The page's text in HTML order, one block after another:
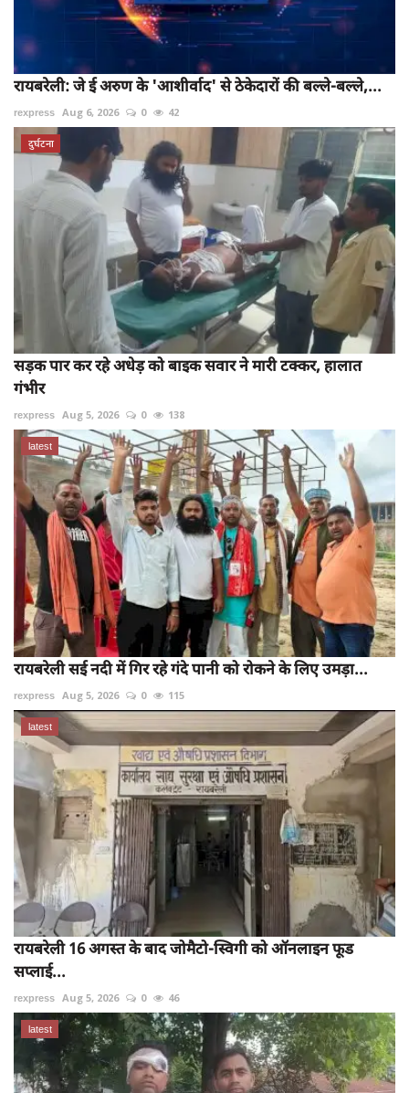
रायबरेली: जे ई अरुण के 'आशीर्वाद' से ठेकेदारों की बल्ले-बल्ले,...
rexpress Aug 6, 2026 0 42
दुर्घटना
सड़क पार कर रहे अधेड़ को बाइक सवार ने मारी टक्कर, हालात
गंभीर
rexpress Aug 5, 2026 0 138
latest
रायबरेली सई नदी में गिर रहे गंदे पानी को रोकने के लिए उमड़ा...
rexpress Aug 5, 2026 0 115
latest
रायबरेली 16 अगस्त के बाद जोमैटो-स्विगी को ऑनलाइन फूड
सप्लाई...
rexpress Aug 5, 2026 0 46
latest